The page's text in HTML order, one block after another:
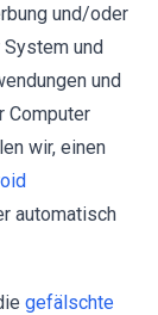
und/oder
und
und
Computer
wir, einen
automatisch
gefälschte